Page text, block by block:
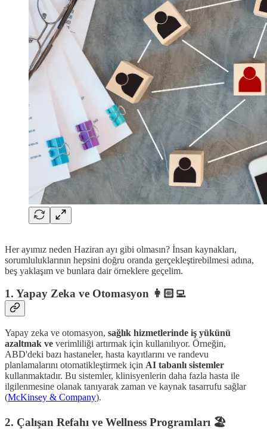
Her ayımız neden Haziran ayı gibi olmasın? İnsan kaynakları,
sorumluluklarının hepsini doğru oranda gerçekleştirebilmesi adına,
beş yaklaşım ve bunlara dair örneklere geçelim.
1. Yapay Zeka ve Otomasyon 👩🏻‍💻
Yapay zeka ve otomasyon, sağlık hizmetlerinde iş yükünü
azaltmak ve verimliliği artırmak için kullanılıyor. Örneğin,
ABD'deki bazı hastaneler, hasta kayıtlarını ve randevu
planlamalarını otomatikleştirmek için AI tabanlı sistemler
kullanmaktadır. Bu sistemler, klinisyenlerin daha fazla hasta ile
ilgilenmesine olanak tanıyarak zaman ve kaynak tasarrufu sağlar​
(McKinsey & Company)​​.
2. Çalışan Refahı ve Wellness Programları 🏖️